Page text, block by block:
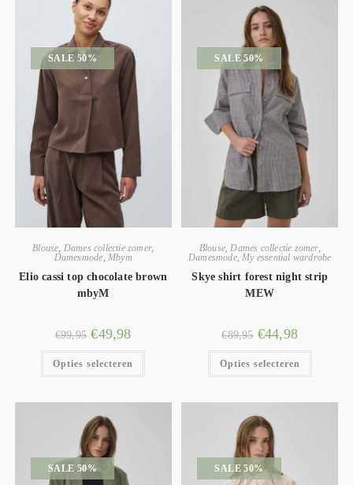
SALE 50%
Blouse, Dames collectie zomer,
Damesmode, Mbym
Elio cassi top chocolate brown
mbyM
€99,95 €49,98
Opties selecteren
SALE 50%
Blouse,Dames collectie zomer,
Damesmode,My essential wardrobe
Skye shirt forest night strip
MEW
€89,95 €44,98
Opties selecteren
SALE 50% SALE 50%